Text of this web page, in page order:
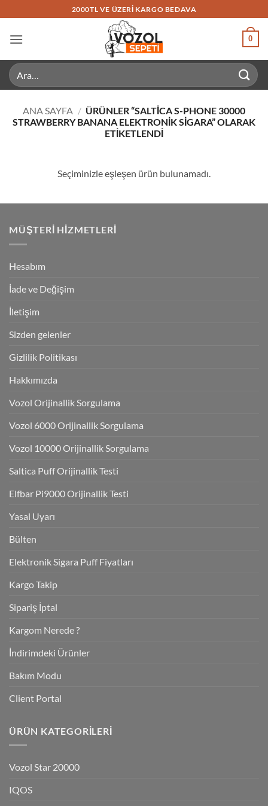
atla
2000TL VE ÜZERI KARGO BEDAVA
0
Ara:
ANA SAYFA / ÜRÜNLER “SALTICA S-PHONE 30000
STRAWBERRY BANANA ELEKTRONIK SIGARA” OLARAK
ETIKETLENDI
Seçiminizle eşleşen ürün bulunamadı.
MÜŞTERI HIZMETLERI
Hesabım
İade ve Değişim
İletişim
Sizden gelenler
Gizlilik Politikası
Hakkımızda
Vozol Orijinallik Sorgulama
Vozol 6000 Orijinallik Sorgulama
Vozol 10000 Orijinallik Sorgulama
Saltica Puff Orijinallik Testi
Elfbar Pi9000 Orijinallik Testi
Yasal Uyarı
Bülten
Elektronik Sigara Puff Fiyatları
Kargo Takip
Sipariş İptal
Kargom Nerede ?
İndirimdeki Ürünler
Bakım Modu
Client Portal
ÜRÜN KATEGORILERI
Vozol Star 20000
IQOS